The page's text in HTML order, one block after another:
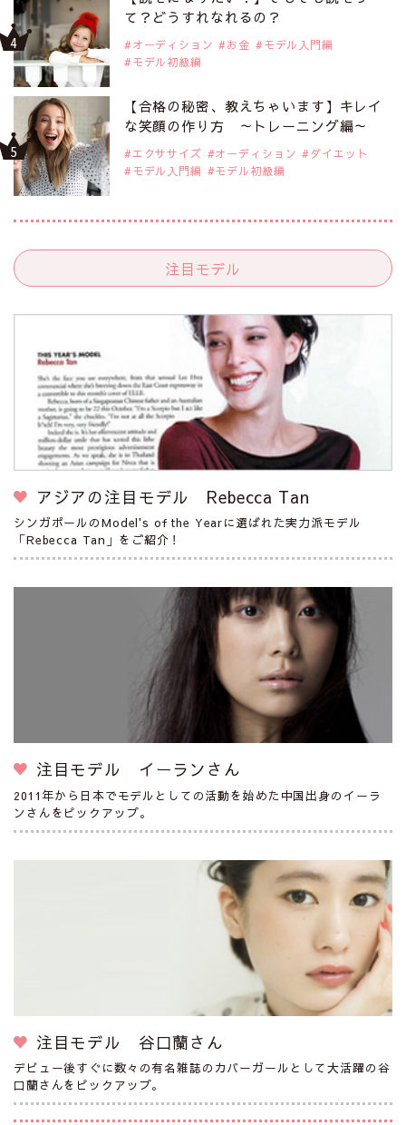
て？どうすれなれるの？
オーディション お金
モデル入門編
モデル初級編
【合格の秘密、教えちゃいます】キレイ
な笑顔の作り方 ～トレーニング編～
エクササイズ オーディション
ダイエット
モデル入門編
モデル初級編
注目モデル
アジアの注目モデル Rebecca Tan
シンガポールのModel's of the Yearに選ばれた実力派モデル
「Rebecca Tan」をご紹介！
注目モデル イーランさん
2011年から日本でモデルとしての活動を始めた中国出身のイーラ
ンさんをピックアップ。
注目モデル 谷口蘭さん
デビュー後すぐに数々の有名雑誌のカバーガールとして大活躍の谷
口蘭さんをピックアップ。